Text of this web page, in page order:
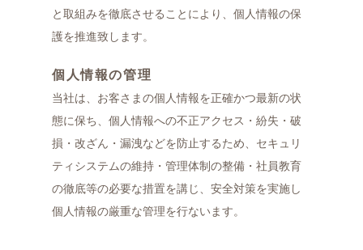
と取組みを徹底させることにより、個人情報の保
護を推進致します。
個人情報の管理
当社は、お客さまの個人情報を正確かつ最新の状
態に保ち、個人情報への不正アクセス・紛失・破
損・改ざん・漏洩などを防止するため、セキュリ
ティシステムの維持・管理体制の整備・社員教育
の徹底等の必要な措置を講じ、安全対策を実施し
個人情報の厳重な管理を行ないます。